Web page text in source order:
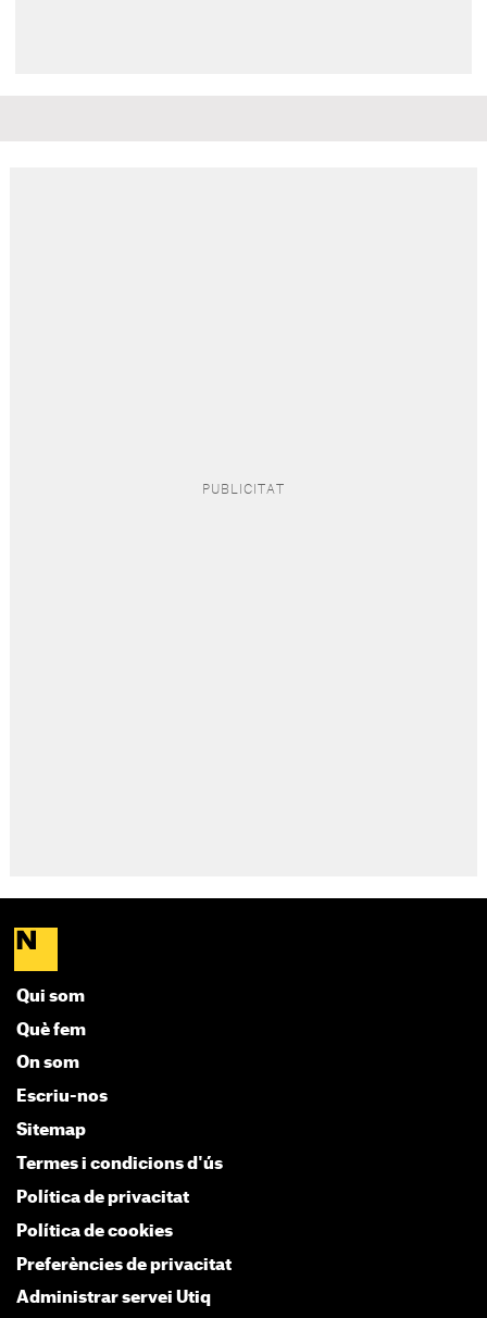
Qui som
Què fem
On som
Escriu-nos
Sitemap
Termes i condicions d'ús
Política de privacitat
Política de cookies
Preferències de privacitat
Administrar servei Utiq